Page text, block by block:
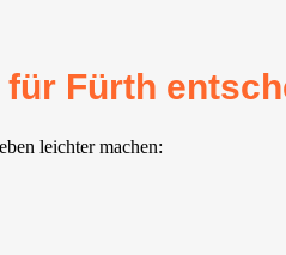
Fürth
leichter machen: